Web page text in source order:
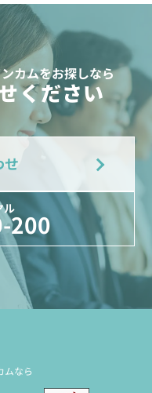
カムをお探しなら
ください
せ
ル
200
ムなら